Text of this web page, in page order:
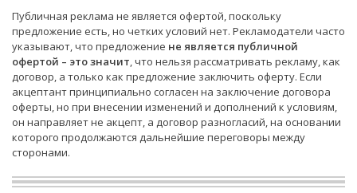
Публичная реклама не является офертой, поскольку
предложение есть, но четких условий нет. Рекламодатели часто
указывают, что предложение не является публичной
офертой – это значит, что нельзя рассматривать рекламу, как
договор, а только как предложение заключить оферту. Если
акцептант принципиально согласен на заключение договора
оферты, но при внесении изменений и дополнений к условиям,
он направляет не акцепт, а договор разногласий, на основании
которого продолжаются дальнейшие переговоры между
сторонами.